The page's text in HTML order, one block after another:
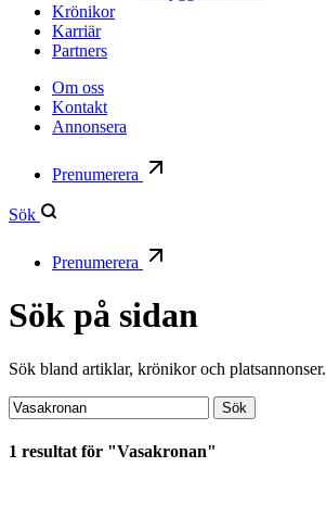
Krönikor
Karriär
Partners
Om oss
Kontakt
Annonsera
Prenumerera
Sök
Prenumerera
Sök på sidan
Sök bland artiklar, krönikor och platsannonser.
Sök:
Sök
1 resultat för "Vasakronan"